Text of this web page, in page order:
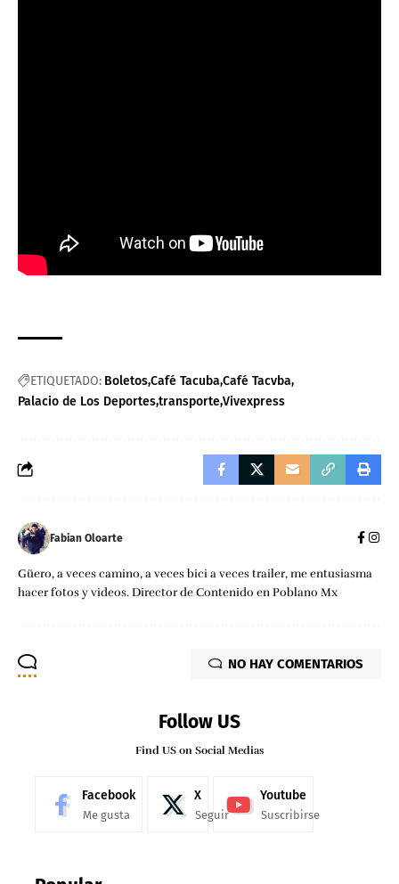
ETIQUETADO: BoletosCafé Tacuba Café Tacvba
Palacio de Los DeportestransporteVivexpress
Fabian Oloarte
Güero, a veces camino, a veces bici a veces trailer, me entusiasma
hacer fotos y videos. Director de Contenido en Poblano Mx
NO HAY COMENTARIOS
Follow US
Find US on Social Medias
Facebook
Me gusta
X
Seguir
Youtube
Suscribirse